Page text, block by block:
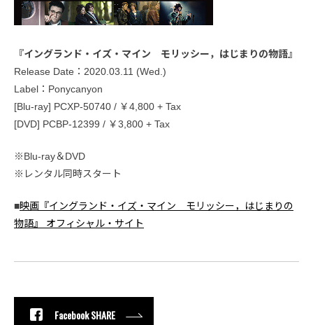
『イングランド・イズ・マイン モリッシー，はじまりの物語』
Release Date：2020.03.11 (Wed.)
Label：Ponycanyon
[Blu-ray] PCXP-50740 / ￥4,800 + Tax
[DVD] PCBP-12399 / ￥3,800 + Tax
※Blu-ray＆DVD
※レンタル同時スタート
■映画『イングランド・イズ・マイン モリッシー，はじまりの
物語』 オフィシャル・サイト
Facebook SHARE